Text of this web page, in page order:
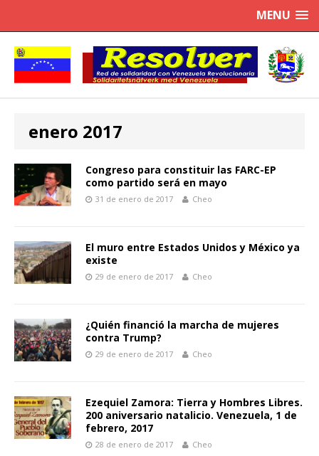
MENU
enero 2017
Congreso para constituir las FARC-EP
como partido será en mayo
31 de enero de 2017 Cheo
El muro entre Estados Unidos y México ya
existe
29 de enero de 2017 Cheo
¿Quién financió la marcha de mujeres
contra Trump?
29 de enero de 2017 Cheo
Ezequiel Zamora: Tierra y Hombres Libres.
200 aniversario natalicio. Venezuela, 1 de
febrero, 2017
28 de enero de 2017 Cheo